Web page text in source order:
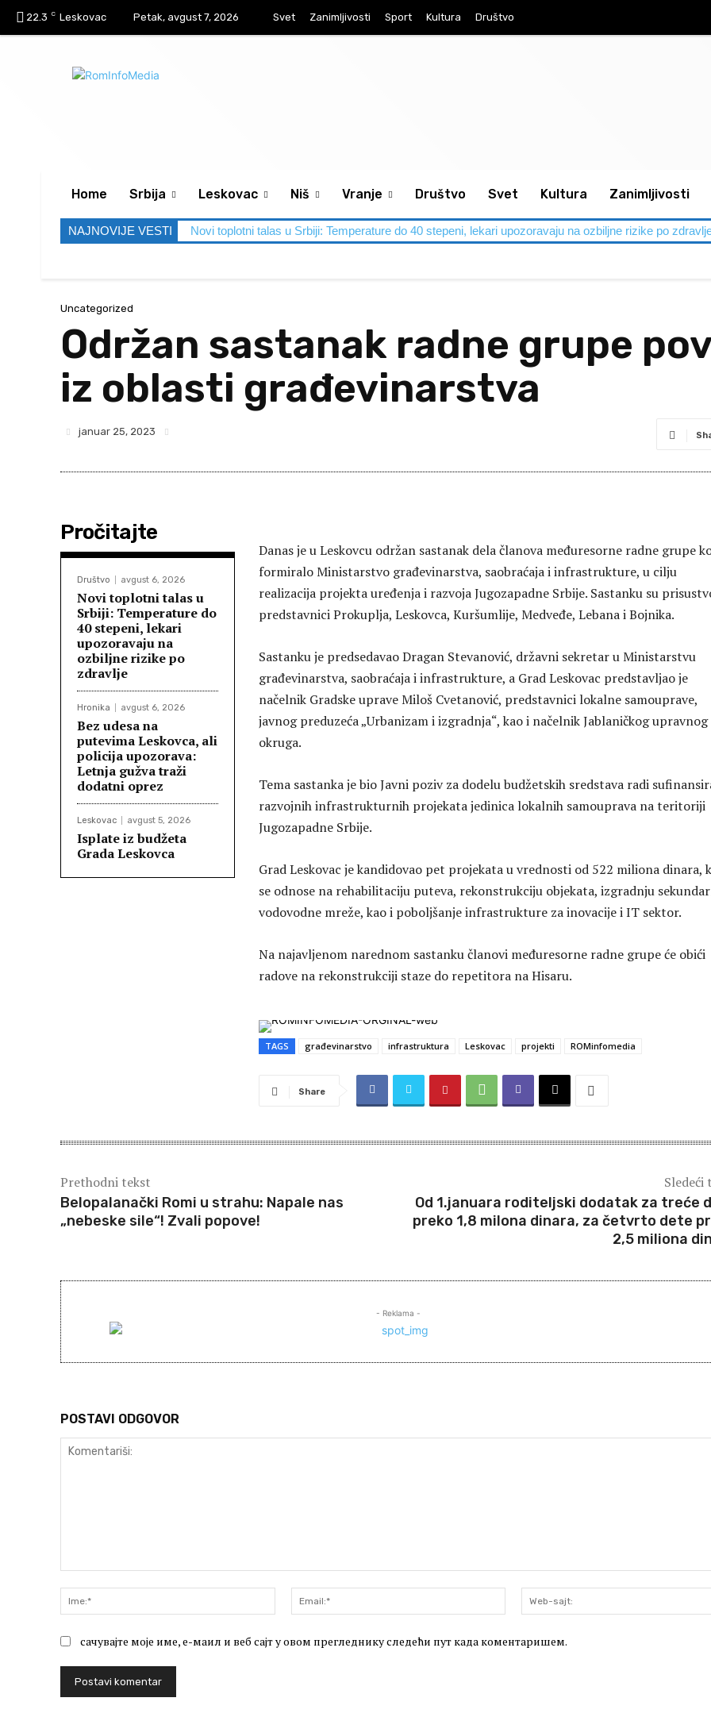
22.3 C Leskovac Petak, avgust 7, 2026 Svet Zanimljivosti Sport Kultura Društvo
Home Srbija Leskovac Niš Vranje Društvo Svet Kultura Zanimljivosti
NAJNOVIJE VESTI Novi toplotni talas u Srbiji: Temperature do 40 stepeni, lekari upozoravaju na ozbiljne rizike po
Uncategorized
Održan sastanak radne grupe
iz oblasti građevinarstva
januar 25, 2023
Pročitajte
Društvo avgust 6, 2026
Novi toplotni talas u
Srbiji: Temperature do
40 stepeni, lekari
upozoravaju na
ozbiljne rizike po
zdravlje
Hronika avgust 6, 2026
Bez udesa na
putevima Leskovca, ali
policija upozorava:
Letnja gužva traži
dodatni oprez
Leskovac avgust 5, 2026
Isplate iz budžeta
Grada Leskovca
Danas je u Leskovcu održan sastanak dela članova međuresorne radne grupe
formiralo Ministarstvo građevinarstva, saobraćaja i infrastrukture, u cilju
realizacija projekta uređenja i razvoja Jugozapadne Srbije. Sastanku su
predstavnici Prokuplja, Leskovca, Кuršumlije, Medveđe, Lebana i Bojnika.
Sastanku je predsedavao Dragan Stevanović, državni sekretar u Ministarstvu
građevinarstva, saobraćaja i infrastrukture, a Grad Leskovac predstavljao je
načelnik Gradske uprave Miloš Cvetanović, predstavnici lokalne samouprave,
javnog preduzeća „Urbanizam i izgradnja“, kao i načelnik Jablaničkog upravnog
okruga.
Tema sastanka je bio Javni poziv za dodelu budžetskih sredstava radi
razvojnih infrastrukturnih projekata jedinica lokalnih samouprava na teritoriji
Jugozapadne Srbije.
Grad Leskovac je kandidovao pet projekata u vrednosti od 522 miliona dinara,
se odnose na rehabilitaciju puteva, rekonstrukciju objekata, izgradnju
vodovodne mreže, kao i poboljšanje infrastrukture za inovacije i IT sektor.
Na najavljenom narednom sastanku članovi međuresorne radne grupe će obići
radove na rekonstrukciji staze do repetitora na Hisaru.
TAGS građevinarstvo infrastruktura Leskovac projekti ROMinfomedia
Share
Prethodni tekst
Belopalanački Romi u strahu: Napale nas
„nebeske sile“! Zvali popove!
Sledeći
Od 1.januara roditeljski dodatak za treće
preko 1,8 milona dinara, za četvrto dete
2,5 miliona
- Reklama -
POSTAVI ODGOVOR
Ime:*
Email:*
сачувајте моје име, е-маил и веб сајт у овом прегледнику следећи пут када коментаришем.